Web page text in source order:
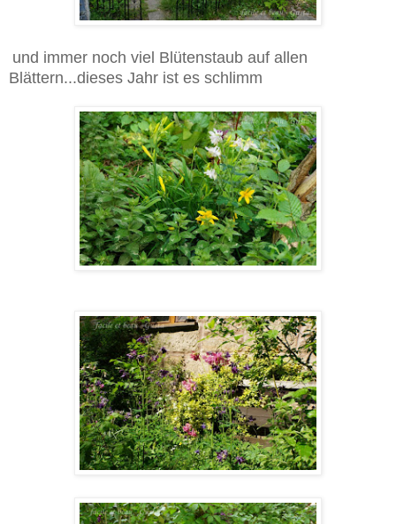
und immer noch viel Blütenstaub auf allen
Blättern...dieses Jahr ist es schlimm